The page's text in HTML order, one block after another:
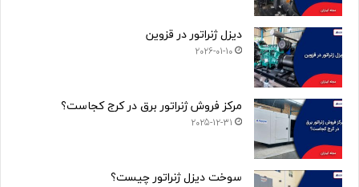
دیزل ژنراتور در قزوین
2026-01-10
مرکز فروش ژنراتور برق در کرج کجاست؟
2025-12-31
سوخت دیزل ژنراتور چیست؟